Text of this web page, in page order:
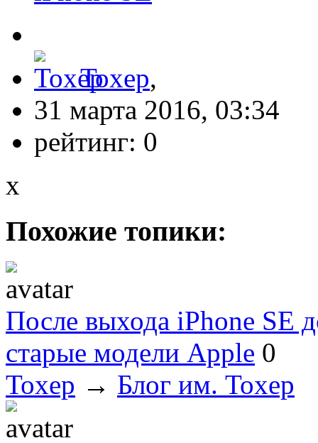
Toxep,
31 марта 2016, 03:34
рейтинг: 0
x
Похожие топики:
После выхода iPhone SE
старые модели Apple 0
Toxep → Блог им. Toxep